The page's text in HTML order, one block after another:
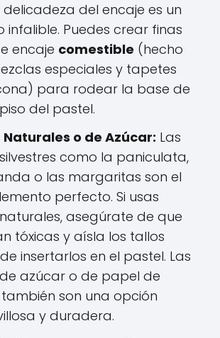
del encaje es un
infalible. Puedes crear finas
encaje comestible (hecho
especiales y tapetes
para rodear la base de
del pastel.
Naturales o de Azúcar: Las
como la paniculata,
o las margaritas son el
perfecto. Si usas
asegúrate de que
tóxicas y aísla los tallos
insertarlos en el pastel. Las
azúcar o de papel de
son una opción
y duradera.